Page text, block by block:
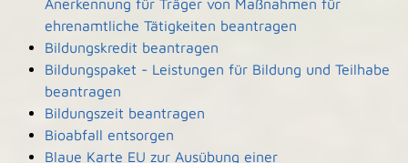
Anerkennung für Träger von Maßnahmen für
ehrenamtliche Tätigkeiten beantragen
Bildungskredit beantragen
Bildungspaket - Leistungen für Bildung und Teilhabe
beantragen
Bildungszeit beantragen
Bioabfall entsorgen
Blaue Karte EU zur Ausübung einer